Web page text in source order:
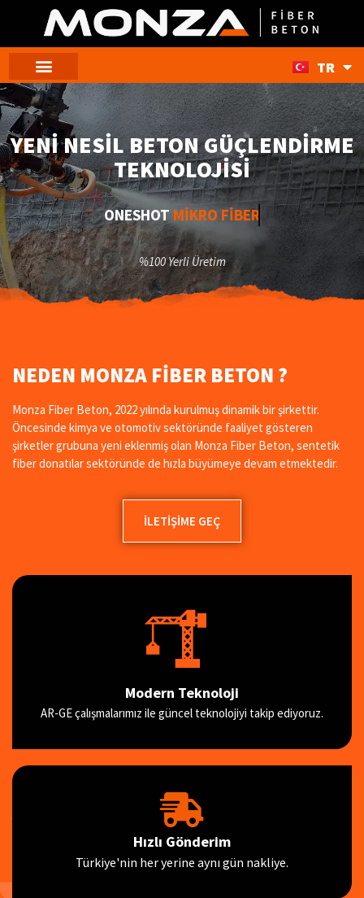
TR
EN
YENI NESIL BETON GÜÇLENDIRME
TEKNOLOJISI
ONESHOT MIKRO FIBER
%100 Yerli Üretim
NEDEN MONZA FIBER BETON ?
Monza Fiber Beton, 2022 yılında kurulmuş dinamik bir şirkettir.
Öncesinde kimya ve otomotiv sektöründe faaliyet gösteren
şirketler grubuna yeni eklenmiş olan Monza Fiber Beton, sentetik
fiber donatılar sektöründe de hızla büyümeye devam etmektedir.
ILETIŞIME GEÇ
Modern Teknoloji
AR-GE çalışmalarımız ile güncel teknolojiyi takip ediyoruz.
Hızlı Gönderim
Türkiye'nin her yerine aynı gün nakliye.